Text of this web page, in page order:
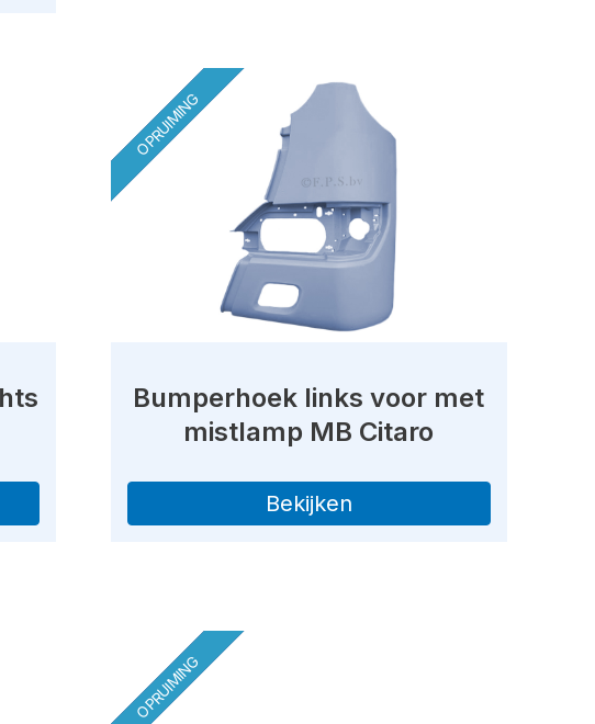
OPRUIMING
Bumperhoek links voor met
mistlamp MB Citaro
Bekijken
OPRUIMING